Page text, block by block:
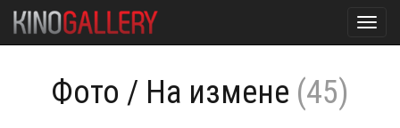
Фото / На измене (45)